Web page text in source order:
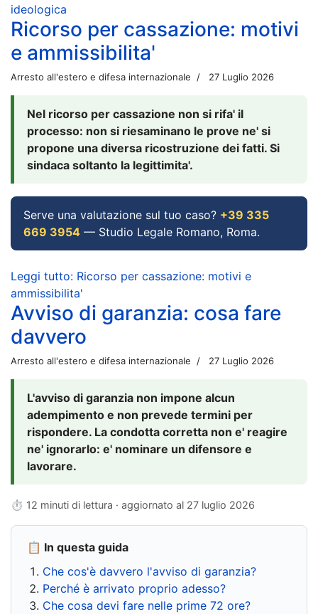
ideologica
Ricorso per cassazione: motivi
e ammissibilita'
Arresto all'estero e difesa internazionale 27 Luglio 2026
Nel ricorso per cassazione non si rifa' il
processo: non si riesaminano le prove ne' si
propone una diversa ricostruzione dei fatti. Si
sindaca soltanto la legittimita'.
Serve una valutazione sul tuo caso? +39 335
669 3954 — Studio Legale Romano, Roma.
Leggi tutto: Ricorso per cassazione: motivi e
ammissibilita'
Avviso di garanzia: cosa fare
davvero
Arresto all'estero e difesa internazionale 27 Luglio 2026
L'avviso di garanzia non impone alcun
adempimento e non prevede termini per
rispondere. La condotta corretta non e' reagire
ne' ignorarlo: e' nominare un difensore e
lavorare.
⏱ 12 minuti di lettura · aggiornato al 27 luglio 2026
📋 In questa guida
Che cos'è davvero l'avviso di garanzia?
Perché è arrivato proprio adesso?
Che cosa devi fare nelle prime 72 ore?